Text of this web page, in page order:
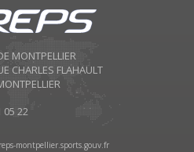
MONTPELLIER
CHARLES FLAHAULT
05 22
montpellier.sports.gouv.fr